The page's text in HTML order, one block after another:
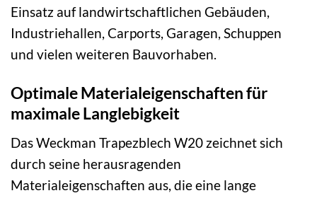
Einsatz auf landwirtschaftlichen Gebäuden,
Industriehallen, Carports, Garagen, Schuppen
und vielen weiteren Bauvorhaben.
Optimale Materialeigenschaften für
maximale Langlebigkeit
Das Weckman Trapezblech W20 zeichnet sich
durch seine herausragenden
Materialeigenschaften aus, die eine lange